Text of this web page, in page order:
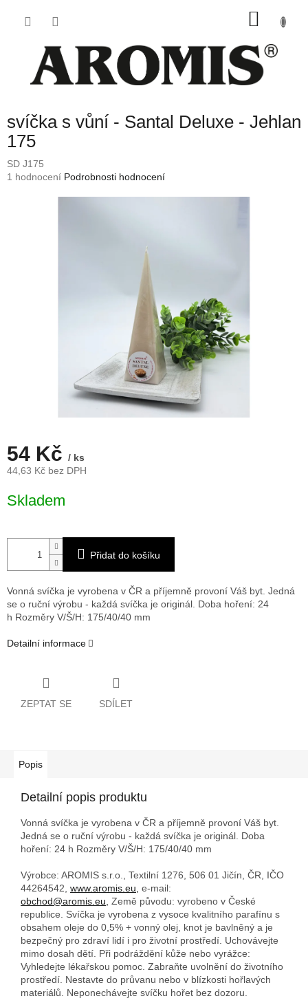
svíčka s vůní - Santal Deluxe - Jehlan
175
SD J175
Průměrné
1 hodnocení Podrobnosti hodnocení
54 Kč / ks
44,63 Kč bez DPH
cena:
Skladem
Přidat do košíku
Vonná svíčka je vyrobena v ČR a příjemně provoní Váš byt. Jedná
se o ruční výrobu - každá svíčka je originál. Doba hoření: 24
h Rozměry V/Š/H: 175/40/40 mm
Detailní informace
ZEPTAT SE SDÍLET
Popis
Detailní popis produktu
Vonná svíčka je vyrobena v ČR a příjemně provoní Váš byt.
Jedná se o ruční výrobu - každá svíčka je originál. Doba
hoření: 24 h Rozměry V/Š/H: 175/40/40 mm
Výrobce: AROMIS s.r.o., Textilní 1276, 506 01 Jičín, ČR, IČO
44264542, www.aromis.eu, e-mail:
obchod@aromis.eu, Země původu: vyrobeno v České
republice. Svíčka je vyrobena z vysoce kvalitního parafínu s
obsahem oleje do 0,5% + vonný olej, knot je bavlněný a je
bezpečný pro zdraví lidí i pro životní prostředí. Uchovávejte
mimo dosah dětí. Při podráždění kůže nebo vyrážce:
Vyhledejte lékařskou pomoc. Zabraňte uvolnění do životního
prostředí. Nestavte do průvanu nebo v blízkosti hořlavých
materiálů. Neponechávejte svíčku hořet bez dozoru.